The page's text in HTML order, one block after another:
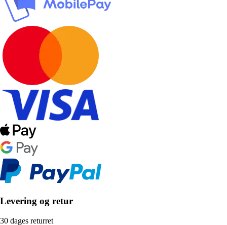
Levering og retur
30 dages returret